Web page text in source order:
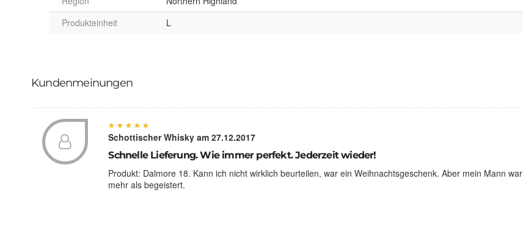
Produkteinheit
L
Kundenmeinungen
★ ★ ★ ★ ★
★ ★ ★ ★ ★
Schottischer Whisky am 27.12.2017
Schnelle Lieferung. Wie immer perfekt. Jederzeit wieder!
Produkt: Dalmore 18. Kann ich nicht wirklich beurteilen, war ein Weihnachtsgeschenk. Aber mein Mann war
mehr als begeistert.